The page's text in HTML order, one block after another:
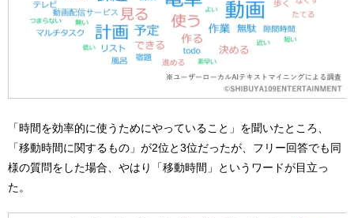
「時間を効率的に使うためにやっていること」を聞いたところ、
「移動時間に関するもの」が2位と3位だったが、フリー回答でも同
様の質問をした場合、やはり「移動時間」というワードが目立っ
た。